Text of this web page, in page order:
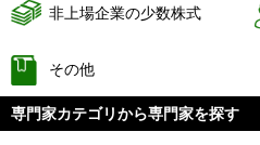
非上場企業の少数株式
その他
専門家カテゴリから専門家を探す